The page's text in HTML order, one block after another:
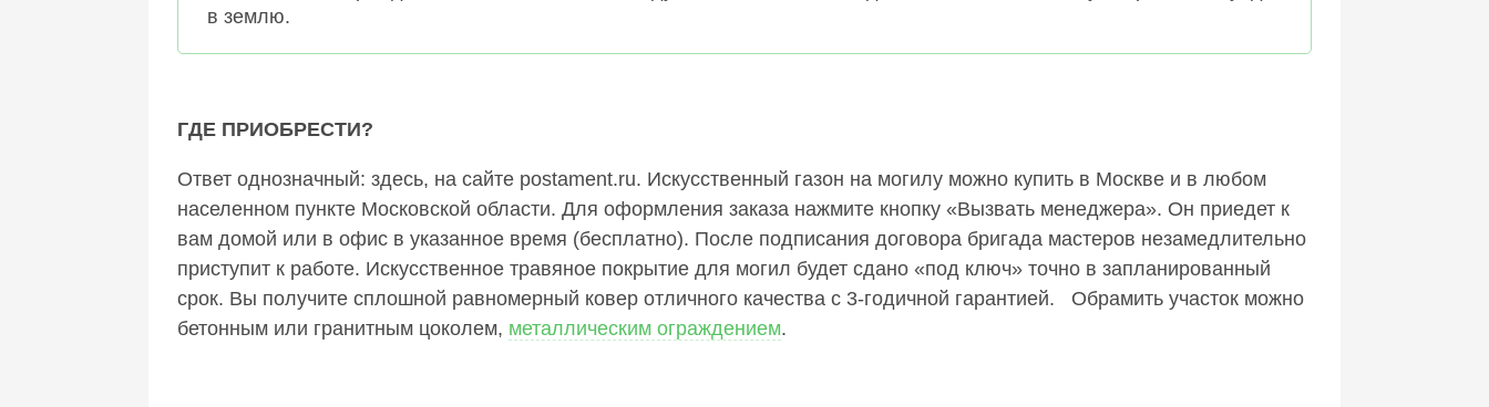
в землю.
ГДЕ ПРИОБРЕСТИ?
Ответ однозначный: здесь, на сайте postament.ru. Искусственный газон на могилу можно купить в Москве и в любом
населенном пункте Московской области. Для оформления заказа нажмите кнопку «Вызвать менеджера». Он приедет к
вам домой или в офис в указанное время (бесплатно). После подписания договора бригада мастеров незамедлительно
приступит к работе. Искусственное травяное покрытие для могил будет сдано «под ключ» точно в запланированный
срок. Вы получите сплошной равномерный ковер отличного качества с 3-годичной гарантией.
Обрамить участок можно
бетонным или гранитным цоколем, металлическим ограждением.